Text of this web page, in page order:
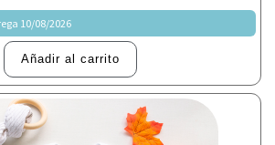
10/08/2026
Añadir al carrito